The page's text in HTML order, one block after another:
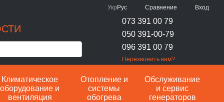
Укр Рус Сравнение Вход
073 391 00 79
050 391-00-79
096 391 00 79
Перезвонить вам?
Климатическое
оборудование и
вентиляция
Отопление и
системы
обогрева
Обслуживание
и сервис
генераторов